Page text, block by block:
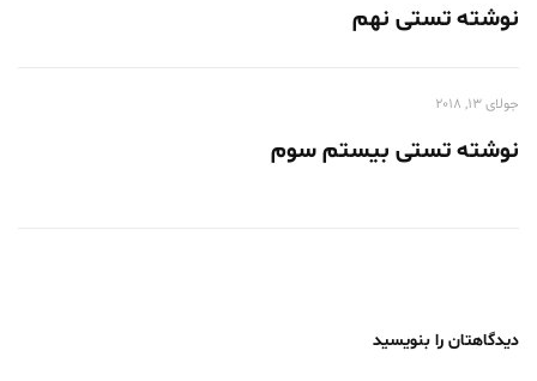
نوشته تستی نهم
جولای 13, 2018
نوشته تستی بیستم سوم
دیدگاهتان را بنویسید